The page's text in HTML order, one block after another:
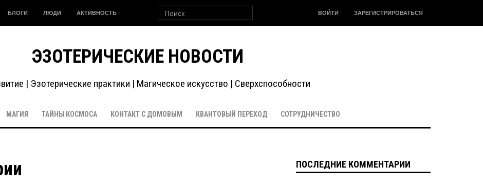
БЛОГИ ЛЮДИ АКТИВНОСТЬ ВОЙТИ ЗАРЕГИСТРИРОВАТЬСЯ
ЭЗОТЕРИЧЕСКИЕ НОВОСТИ
| Эзотерические практики | Магическое искусство | Сверхспособности
МАГИЯ ТАЙНЫ КОСМОСА КОНТАКТ С ДОМОВЫМ КВАНТОВЫЙ ПЕРЕХОД СОТРУДНИЧЕСТВО
ПОСЛЕДНИЕ КОММЕНТАРИИ